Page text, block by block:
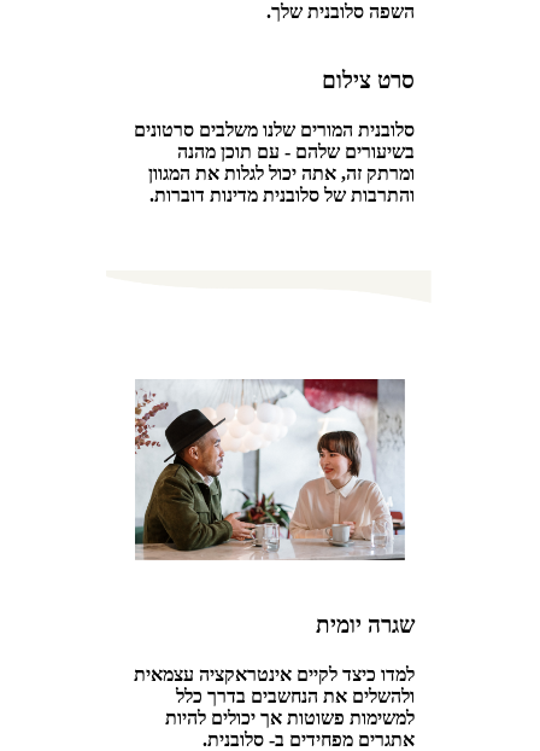
השפה סלובנית שלך.
סרט צילום
סלובנית המורים שלנו משלבים סרטונים
בשיעורים שלהם - עם תוכן מהנה
ומרתק זה, אתה יכול לגלות את המגוון
והתרבות של סלובנית מדינות דוברות.
שגרה יומית
למדו כיצד לקיים אינטראקציה עצמאית
ולהשלים את הנחשבים בדרך כלל
למשימות פשוטות אך יכולים להיות
אתגרים מפחידים ב- סלובנית.